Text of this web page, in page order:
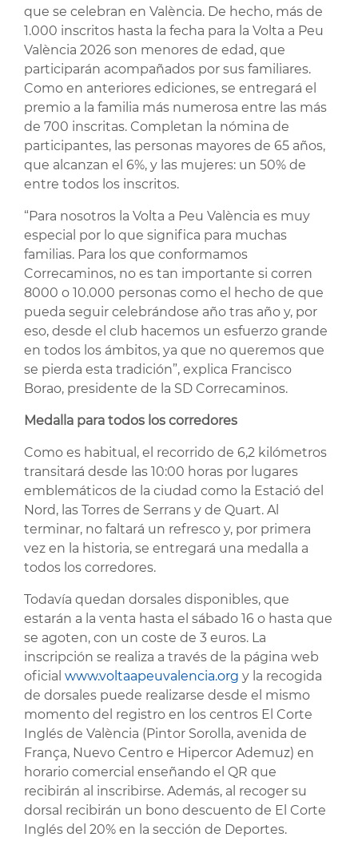
que se celebran en València. De hecho, más de
1.000 inscritos hasta la fecha para la Volta a Peu
València 2026 son menores de edad, que
participarán acompañados por sus familiares.
Como en anteriores ediciones, se entregará el
premio a la familia más numerosa entre las más
de 700 inscritas. Completan la nómina de
participantes, las personas mayores de 65 años,
que alcanzan el 6%, y las mujeres: un 50% de
entre todos los inscritos.
“Para nosotros la Volta a Peu València es muy
especial por lo que significa para muchas
familias. Para los que conformamos
Correcaminos, no es tan importante si corren
8000 o 10.000 personas como el hecho de que
pueda seguir celebrándose año tras año y, por
eso, desde el club hacemos un esfuerzo grande
en todos los ámbitos, ya que no queremos que
se pierda esta tradición”, explica Francisco
Borao, presidente de la SD Correcaminos.
Medalla para todos los corredores
Como es habitual, el recorrido de 6,2 kilómetros
transitará desde las 10:00 horas por lugares
emblemáticos de la ciudad como la Estació del
Nord, las Torres de Serrans y de Quart. Al
terminar, no faltará un refresco y, por primera
vez en la historia, se entregará una medalla a
todos los corredores.
Todavía quedan dorsales disponibles, que
estarán a la venta hasta el sábado 16 o hasta que
se agoten, con un coste de 3 euros. La
inscripción se realiza a través de la página web
oficial www.voltaapeuvalencia.org y la recogida
de dorsales puede realizarse desde el mismo
momento del registro en los centros El Corte
Inglés de València (Pintor Sorolla, avenida de
França, Nuevo Centro e Hipercor Ademuz) en
horario comercial enseñando el QR que
recibirán al inscribirse. Además, al recoger su
dorsal recibirán un bono descuento de El Corte
Inglés del 20% en la sección de Deportes.